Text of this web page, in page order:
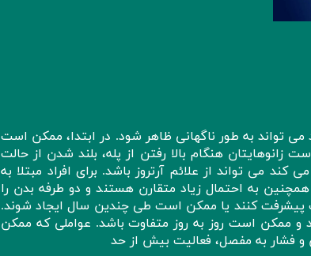
می تواند به طور ناگهانی ظاهر شود. در ابتدا، ممکن است
هنگام بالا رفتن از پله، بلند شدن از حالت
می تواند از علائم آرتروز باشد. برای افراد مبتلا به
به احتمال زیاد متقارن هستند و دو طرفه بدن را
پیشرفت کنند یا ممکن است طی چندین سال ایجاد شوند.
و ممکن است روز به روز متفاوت باشد. عواملی که ممکن
فشار به مفصل، فعالیت بیش از حد